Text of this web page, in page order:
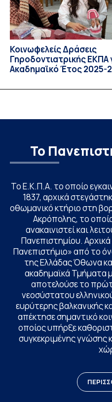
Κοινωφελείς Δράσεις
Γηροδοντιατρικής ΕΚΠΑ
Ακαδημαϊκό Έτος 2025-
Το
Το Ε.Κ.Π.Α. το οποίο
1837, αρχικά
οθωμανικό κτήριο στη
Ακρόπολης, το
ανακαινιστεί και
Πανεπιστημίου.
Πανεπιστήμιο» από το
της Ελλάδας Όθωνα
ακαδημαϊκά Τμήματα
αποτελούσε το
νεοσύστατου
ευρύτερης βαλκανικής
απέκτησε σημαντικό
οποίος υπήρξε
συγκεκριμένης γνώσης